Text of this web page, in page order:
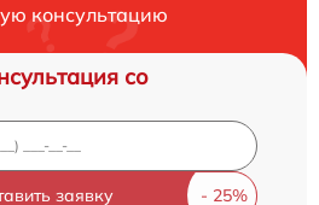
консультацию
со
заявку